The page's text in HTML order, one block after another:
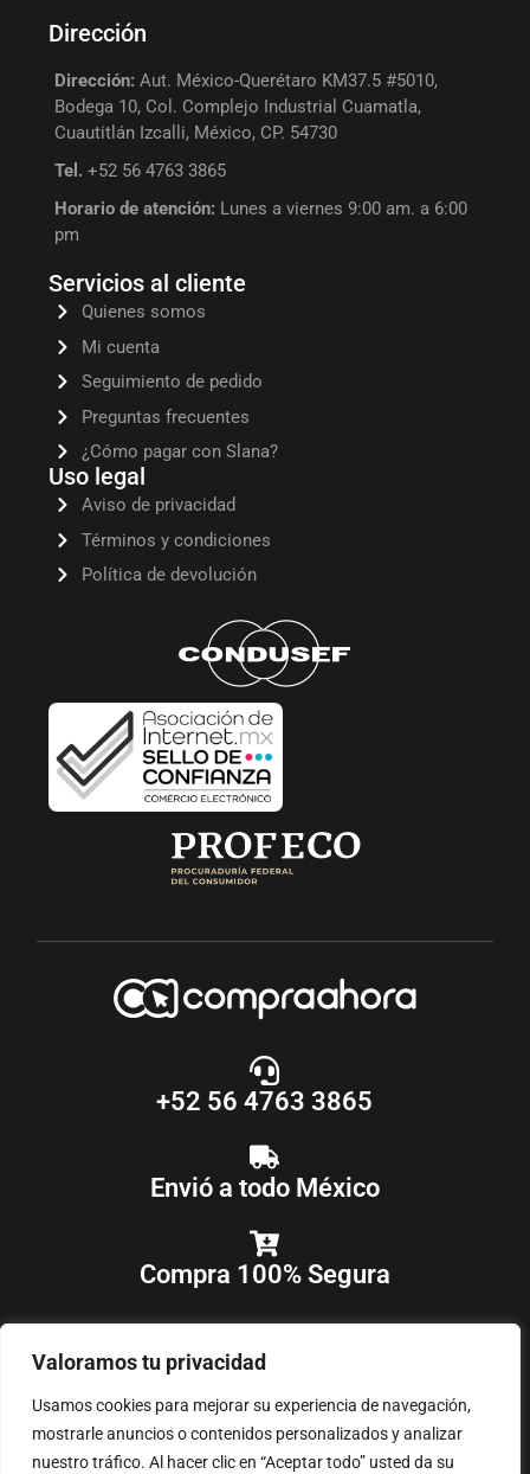
Valoramos tu privacidad
Usamos cookies para mejorar su experiencia de navegación,
mostrarle anuncios o contenidos personalizados y analizar
nuestro tráfico. Al hacer clic en “Aceptar todo” usted da su
Dirección
Dirección: Aut. México-Querétaro KM37.5 #5010,
Bodega 10, Col. Complejo Industrial Cuamatla,
Cuautitlán Izcalli, México, CP. 54730
Tel. +52 56 4763 3865
Horario de atención: Lunes a viernes 9:00 am. a 6:00
pm
Servicios al cliente
Quienes somos
Mi cuenta
Seguimiento de pedido
Preguntas frecuentes
¿Cómo pagar con Slana?
Uso legal
Aviso de privacidad
Términos y condiciones
Política de devolución
+52 56 4763 3865
Envió a todo México
Compra 100% Segura
COPYRIGHT © 2018-2025COMPRAAHORA, TODOS LOS DERECHOS